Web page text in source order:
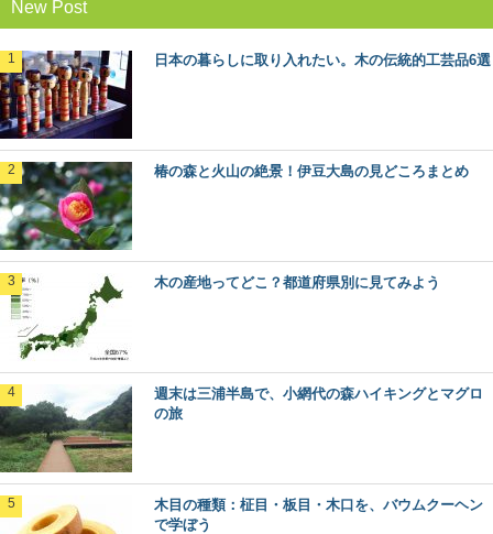
私たちが毎日生活する床の上。日本の場合は、家の中で
なく、地域を代表するいくつかの樹種がセットで地...
画5選
林業ってどんな仕事？田舎暮らしってどうなんだろう？
日本最古の人工林「歴史の証人」下多古村有
林に行ってきた！
奈良県桜井市・吉野町・川上村で吉野林業を
New Post
日本の暮らしに取り入れたい。木の伝統的工芸品6選
椿の森と火山の絶景！伊豆大島の見どころまとめ
木の産地ってどこ？都道府県別に見てみよう
週末は三浦半島で、小網代の森ハイキングとマグロ
の旅
木目の種類：柾目・板目・木口を、バウムクーヘン
で学ぼう